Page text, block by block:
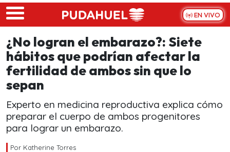
Skip to main content
EN VIVO
¿No logran el embarazo?: Siete
hábitos que podrían afectar la
fertilidad de ambos sin que lo
sepan
Experto en medicina reproductiva explica cómo
preparar el cuerpo de ambos progenitores
para lograr un embarazo.
Por Katherine Torres